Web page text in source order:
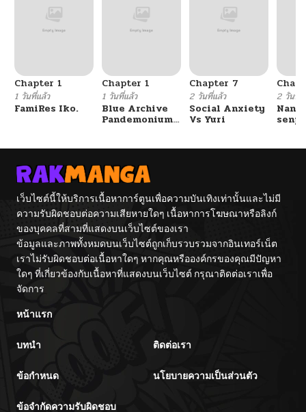
Chapter 1
1 วันที่แล้ว
FamiRes Iko.
Chapter 1
1 วันที่แล้ว
Blue Archive
Pandemonium
Chapter 7
2 วันที่แล้ว
Social Anxiety
Vs Yuri
2 วันที่แ
เว็บไซต์นี้ให้บริการเนื้อหาการ์ตูนเพื่อความบันเทิงเท่านั้นและไม่มี
ความรับผิดชอบต่อความเสียหายใดๆ เนื้อหาการโฆษณาหรือลิงก์
ของบุคคลที่สามที่แสดงบนเว็บไซต์ของเรา
ข้อมูลและภาพทั้งหมดบนเว็บไซต์ถูกเก็บรวบรวมจากอินเทอร์เน็ต
เราไม่รับผิดชอบต่อเนื้อหาใดๆ หากคุณหรือองค์กรของคุณมีปัญหา
ใดๆ ที่เกี่ยวข้องกับเนื้อหาที่แสดงบนเว็บไซต์ กรุณาติดต่อเราเพื่อ
จัดการ
หน้าแรก
บทนำ ติดต่อเรา
ข้อกำหนด นโยบายความเป็นส่วนตัว
ข้อจำกัดความรับผิดชอบ